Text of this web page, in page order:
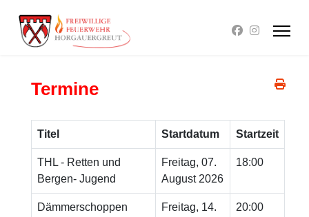
Termine
Titel Startdatum Startzeit
THL - Retten und
Bergen- Jugend
Freitag, 07.
August 2026
18:00
Dämmerschoppen
Freitag, 14.
20:00